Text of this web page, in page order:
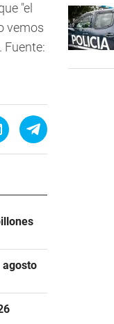
"el
vemos
agosto